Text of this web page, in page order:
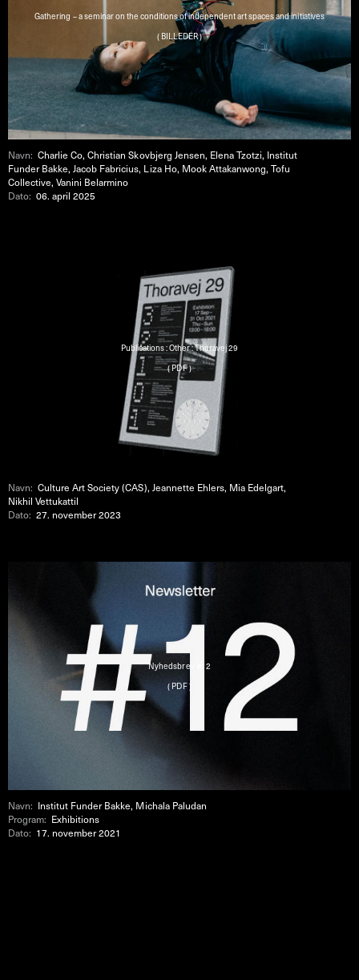
Gathering – a seminar on the conditions of independent art spaces and initiatives
( BILLEDER )
Navn:Charlie Co, Christian Skovbjerg Jensen, Elena Tzotzi, Institut
Funder Bakke, Jacob Fabricius, Liza Ho, Mook Attakanwong, Tofu
Collective, Vanini Belarmino
Dato:06. april 2025
Publications : Other : Thoravej 29
( PDF )
Navn:Culture Art Society (CAS), Jeannette Ehlers, Mia Edelgart,
Nikhil Vettukattil
Dato:27. november 2023
Nyhedsbrev #12
( PDF )
Navn: Institut Funder Bakke, Michala Paludan
Program: Exhibitions
Dato: 17. november 2021